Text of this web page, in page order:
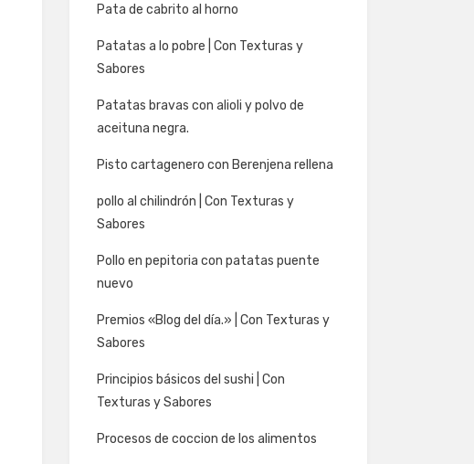
Pata de cabrito al horno
Patatas a lo pobre | Con Texturas y
Sabores
Patatas bravas con alioli y polvo de
aceituna negra.
Pisto cartagenero con Berenjena rellena
pollo al chilindrón | Con Texturas y
Sabores
Pollo en pepitoria con patatas puente
nuevo
Premios «Blog del día.» | Con Texturas y
Sabores
Principios básicos del sushi | Con
Texturas y Sabores
Procesos de coccion de los alimentos